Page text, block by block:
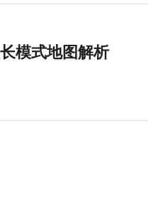
模式地图解析